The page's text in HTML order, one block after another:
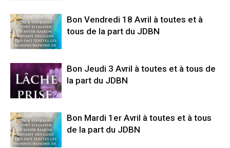
Bon Vendredi 18 Avril à toutes et à
tous de la part du JDBN
Bon Jeudi 3 Avril à toutes et à tous de
la part du JDBN
Bon Mardi 1er Avril à toutes et à tous
de la part du JDBN